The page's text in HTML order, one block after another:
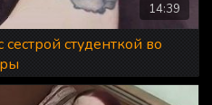
14:39
студенткой во